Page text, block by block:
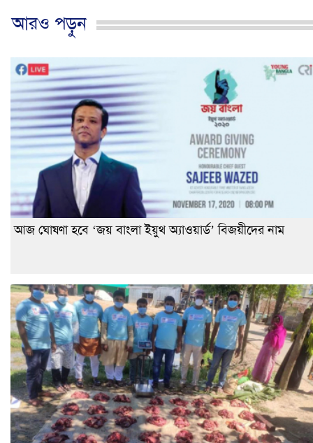
আরও পড়ুন
আজ ঘোষণা হবে ‘জয় বাংলা ইয়ুথ অ্যাওয়ার্ড’ বিজয়ীদের নাম